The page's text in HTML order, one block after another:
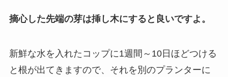
摘心した先端の芽は挿し木にすると良いですよ。
新鮮な水を入れたコップに1週間～10日ほどつける
と根が出てきますので、それを別のプランターに